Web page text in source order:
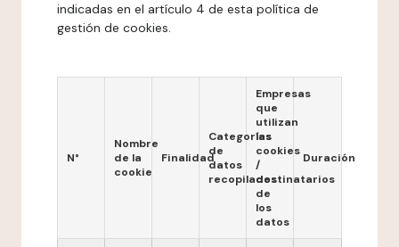
indicadas en el artículo 4 de esta política de
gestión de cookies.
N°
Nombre
de la
cookie
Finalidad
Categorías
de
datos
recopilados
Empresas
que
utilizan
las
cookies
/
destinatarios
de
los
datos
Duración